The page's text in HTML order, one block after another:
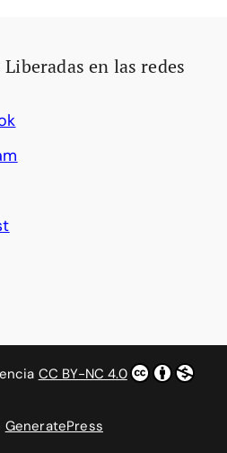
en las redes
CC BY-NC 4.0
GeneratePress